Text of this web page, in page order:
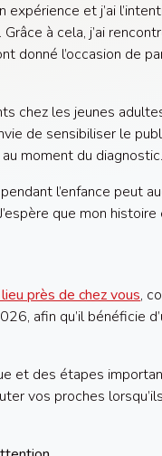
et j’ai
à cela, j’ai
donné l’occasion de
chez les jeunes
de sensibiliser le
moment du diagnostic.
l’enfance peut
que mon
près de chez vous,
afin qu’il bénéficie
et des étapes
vos proches